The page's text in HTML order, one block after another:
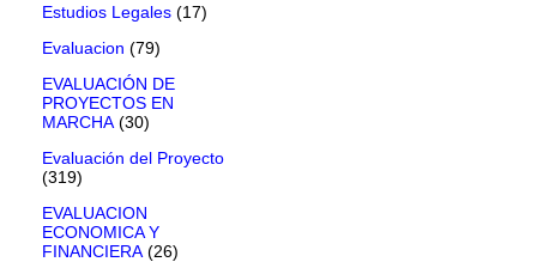
Estudios Legales (17)
Evaluacion (79)
EVALUACIÓN DE
PROYECTOS EN
MARCHA (30)
Evaluación del Proyecto
(319)
EVALUACION
ECONOMICA Y
FINANCIERA (26)